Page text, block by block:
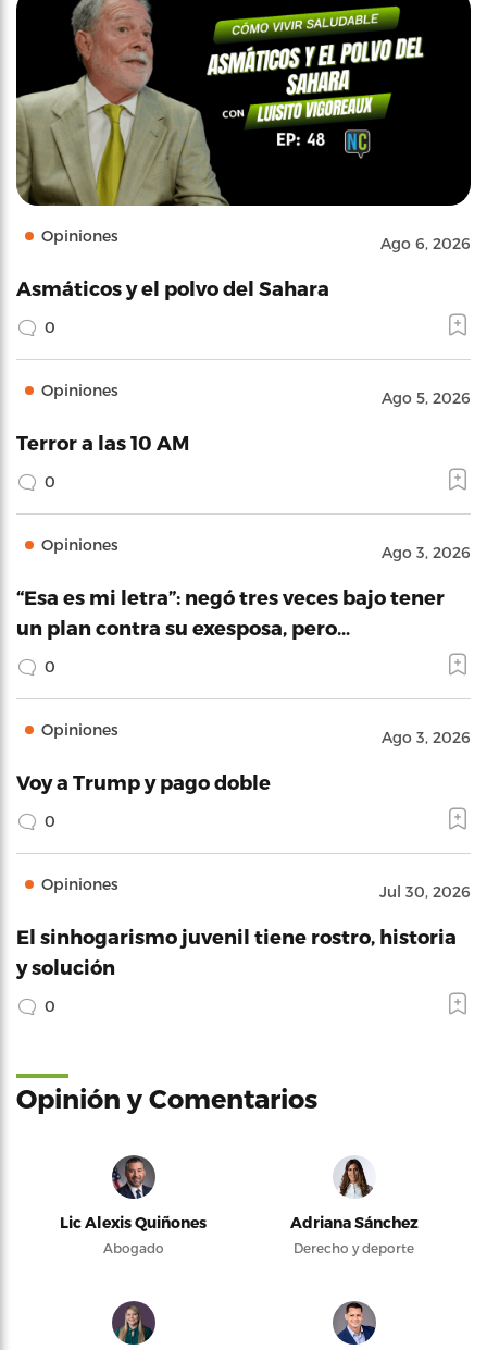
Opiniones Ago 6, 2026
Asmáticos y el polvo del Sahara
0
Opiniones Ago 5, 2026
Terror a las 10 AM
0
Opiniones Ago 3, 2026
“Esa es mi letra”: negó tres veces bajo tener
un plan contra su exesposa, pero…
0
Opiniones Ago 3, 2026
Voy a Trump y pago doble
0
Opiniones Jul 30, 2026
El sinhogarismo juvenil tiene rostro, historia
y solución
0
Opinión y Comentarios
Lic Alexis Quiñones
Abogado
Adriana Sánchez
Derecho y deporte